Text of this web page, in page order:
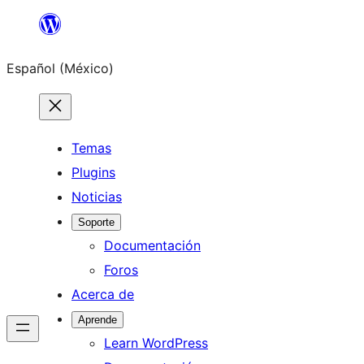
Saltar
contenido
Español (México)
Temas
Plugins
Noticias
Soporte
Documentación
Foros
Acerca de
Aprende
Learn WordPress